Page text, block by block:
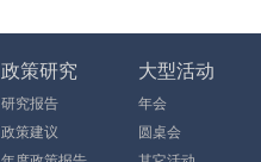
政策研究
研究报告
政策建议
大型活动
年会
圆桌会